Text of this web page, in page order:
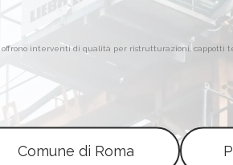
interventi di qualità per ristrutturazioni, cappotti
edili Roma e
Comune di Roma